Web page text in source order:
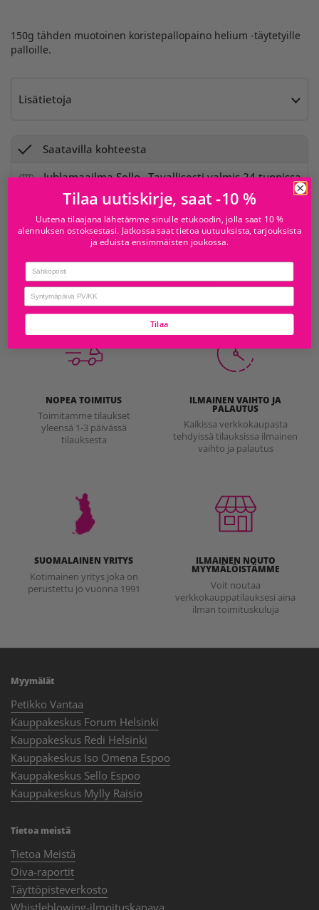
150g tähden muotoinen koristepallopaino helium -täytetyille
palloille.
Lisätietoja
Saatavilla kohteesta
Juhlamaailma Sello
Myymälän tiedot
Tavallisesti valmis 24 tunnissa
Juhlamaailma
Forum
Myymälän tiedot
Tavallisesti valmis 24 tunnissa
Tarkista saatavuus muissa myymälöissä
NOPEA TOIMITUS
Toimitamme tilaukset
yleensä 1-3 päivässä
tilauksesta
ILMAINEN VAIHTO JA
PALAUTUS
Kaikissa verkkokaupasta
tehdyissä tilauksissa ilmainen
vaihto ja palautus
SUOMALAINEN YRITYS
Kotimainen yritys joka on
perustettu jo vuonna 1991
ILMAINEN NOUTO
MYYMÄLÖISTÄMME
Voit noutaa
verkkokauppatilauksesi aina
ilman toimituskuluja
Myymälät
Petikko Vantaa
Kauppakeskus Forum Helsinki
Kauppakeskus Redi Helsinki
Kauppakeskus Iso Omena Espoo
Kauppakeskus Sello Espoo
Kauppakeskus Mylly Raisio
Tietoa meistä
Tietoa Meistä
Oiva-raportit
Täyttöpisteverkosto
Whistleblowing-ilmoituskanava
Tilaa uutiskirje, saat -10 %
Uutena tilaajana lähetämme sinulle etukoodin, jolla saat 10 %
alennuksen ostoksestasi. Jatkossa saat tietoa uutuuksista, tarjouksista
ja eduista ensimmäisten joukossa.
Email
birthday
Tilaa